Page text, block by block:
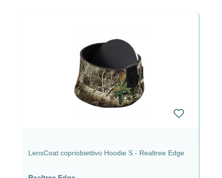
LensCoat copriobiettivo Hoodie S - Realtree Edge